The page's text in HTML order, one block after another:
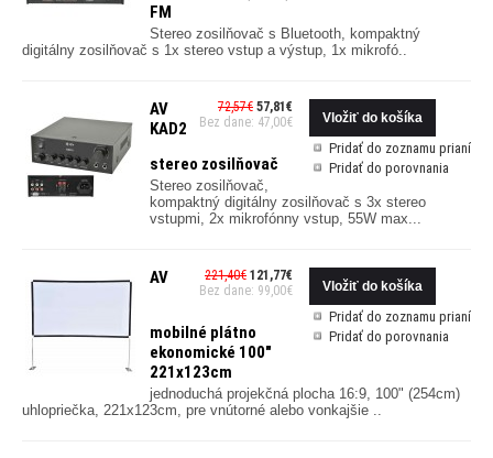
FM
Stereo zosilňovač s Bluetooth, kompaktný
digitálny zosilňovač s 1x stereo vstup a výstup, 1x mikrofó..
Pridať do zoznamu prianí
Pridať do porovnania
72,57€ 57,81€
Bez dane: 47,00€
AV
KAD2
stereo zosilňovač
Stereo zosilňovač,
kompaktný digitálny zosilňovač s 3x stereo
vstupmi, 2x mikrofónny vstup, 55W max...
Pridať do zoznamu prianí
Pridať do porovnania
221,40€ 121,77€
Bez dane: 99,00€
AV
mobilné plátno
ekonomické 100"
221x123cm
jednoduchá projekčná plocha 16:9, 100" (254cm)
uhlopriečka, 221x123cm, pre vnútorné alebo vonkajšie ..